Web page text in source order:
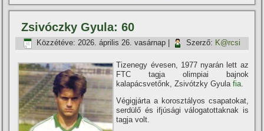
Zsivóczky Gyula: 60
Közzétéve: 2026. április 26. vasárnap Szerző: K@rcsi
Tizenegy évesen, 1977 nyarán lett az
FTC tagja olimpiai bajnok
kalapácsvetőnk, Zsivótzky Gyulafia
Végigjárta a korosztályos csapatokat,
serdülő és ifjúsági válogatottaknak is
tagja volt.